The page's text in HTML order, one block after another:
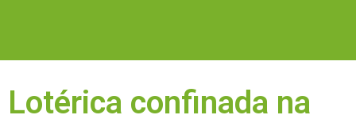
Lotérica confinada na